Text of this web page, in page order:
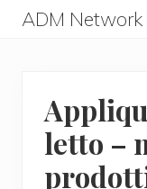
MenuADM Network
letto –